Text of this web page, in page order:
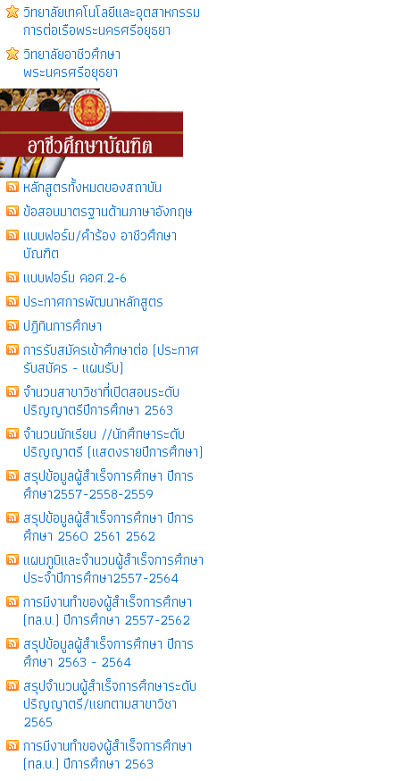
วิทยาลัยเทคโนโลยีเเละอุตสาหกรรม
การต่อเรือพระนครศรีอยุธยา
วิทยาลัยอาชีวศึกษา
พระนครศรีอยุธยา
หลักสูตรทั้งหมดของสถาบัน
ข้อสอบมาตรฐานด้านภาษาอังกฤษ
แบบฟอร์ม/คำร้อง อาชีวศึกษา
บัณฑิต
แบบฟอร์ม คอศ.2-6
ประกาศการพัฒนาหลักสูตร
ปฎิทินการศึกษา
การรับสมัครเข้าศึกษาต่อ (ประกาศ
รับสมัคร - แผนรับ)
จำนวนสาขาวิชาที่เปิดสอนระดับ
ปริญญาตรีปีการศึกษา 2563
จำนวนนักเรียน //นักศึกษาระดับ
ปริญญาตรี (แสดงรายปีการศึกษา)
สรุปข้อมูลผู้สำเร็จการศึกษา ปีการ
ศึกษา2557-2558-2559
สรุปข้อมูลผู้สำเร็จการศึกษา ปีการ
ศึกษา 2560 2561 2562
แผนภูมิและจำนวนผู้สำเร็จการศึกษา
ประจำปีการศึกษา2557-2564
การมีงานทำของผู้สำเร็จการศึกษา
(ทล.บ.) ปีการศึกษา 2557-2562
สรุปข้อมูลผู้สำเร็จการศึกษา ปีการ
ศึกษา 2563 - 2564
สรุปจำนวนผู้สำเร็จการศึกษาระดับ
ปริญญาตรี/แยกตามสาขาวิชา
2565
การมีงานทำของผู้สำเร็จการศึกษา
(ทล.บ.) ปีการศึกษา 2563